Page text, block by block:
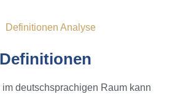
Definitionen
im deutschsprachigen Raum kann